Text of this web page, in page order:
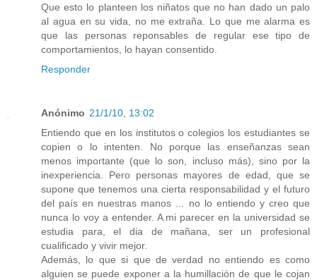
Que esto lo planteen los niñatos que no han dado un palo
al agua en su vida, no me extraña. Lo que me alarma es
que las personas reponsables de regular ese tipo de
comportamientos, lo hayan consentido.
Responder
Anónimo 21/1/10, 13:02
Entiendo que en los institutos o colegios los estudiantes se
copien o lo intenten. No porque las enseñanzas sean
menos importante (que lo son, incluso más), sino por la
inexperiencia. Pero personas mayores de edad, que se
supone que tenemos una cierta responsabilidad y el futuro
del país en nuestras manos ... no lo entiendo y creo que
nunca lo voy a entender. A mi parecer en la universidad se
estudia para, el dia de mañana, ser un profesional
cualificado y vivir mejor.
Además, lo que si que de verdad no entiendo es como
alguien se puede exponer a la humillación de que le cojan